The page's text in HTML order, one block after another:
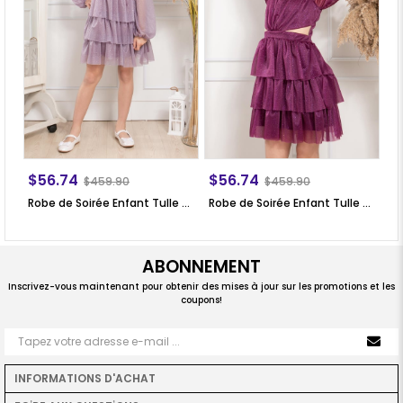
Robe de Soirée Enfant Tulle Pailleté Froufrou Lilas MDV308
$56.74 $459.90
Robe de Soirée Enfant Tulle Pailleté Froufrou Prune MDV308
$56.74 $459.90
ABONNEMENT
Inscrivez-vous maintenant pour obtenir des mises à jour sur les promotions et les
coupons!
INFORMATIONS D'ACHAT